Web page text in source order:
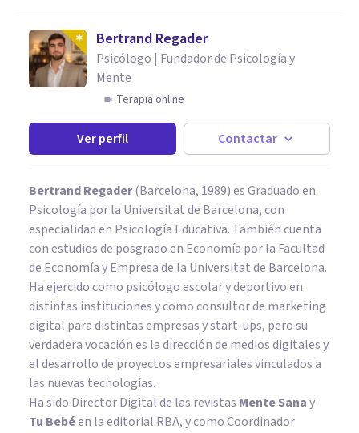
Bertrand Regader
Psicólogo | Fundador de Psicología y
Mente
Terapia online
Ver perfil Contactar
Bertrand Regader(Barcelona, 1989) es Graduado en
Psicología por la Universitat de Barcelona, con
especialidad en Psicología Educativa. También cuenta
con estudios de posgrado en Economía por la Facultad
de Economía y Empresa de la Universitat de Barcelona.
Ha ejercido como psicólogo escolar y deportivo en
distintas instituciones y como consultor de marketing
digital para distintas empresas y start-ups, pero su
verdadera vocación es la dirección de medios digitales y
el desarrollo de proyectos empresariales vinculados a
las nuevas tecnologías.
Ha sido Director Digital de las revistas Mente Sanay
Tu Bebéen la editorial RBA, y como Coordinador